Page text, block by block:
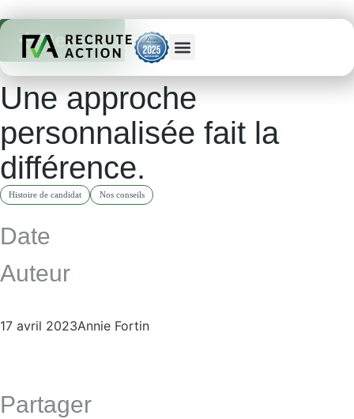
Retour
Une approche
personnalisée fait la
différence.
Histoire de candidat Nos conseils
Date
Auteur
17 avril 2023Annie Fortin
Partager